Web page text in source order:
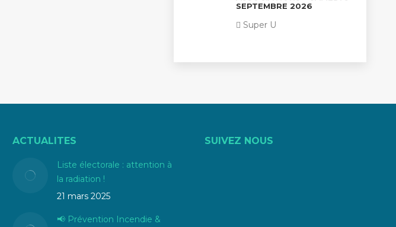
SEPTEMBRE 2026
Super U
ACTUALITES
Liste électorale : attention à
la radiation !
21 mars 2025
📢 Prévention Incendie &
SUIVEZ NOUS